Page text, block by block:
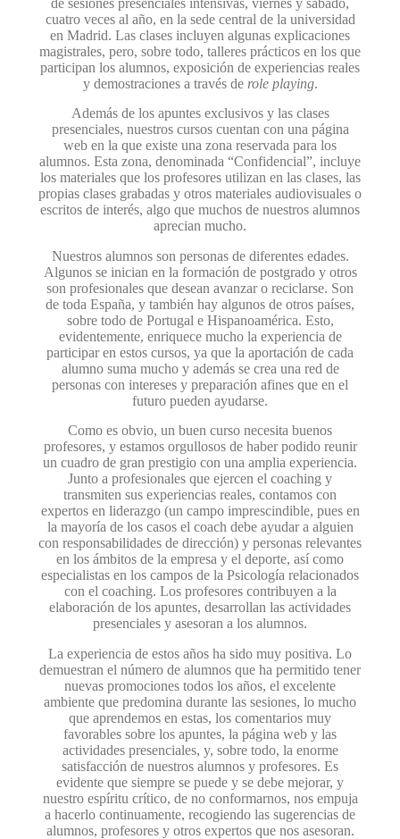
cuatro veces al año, en la sede central de la universidad
en Madrid. Las clases incluyen algunas explicaciones
magistrales, pero, sobre todo, talleres prácticos en los que
participan los alumnos, exposición de experiencias reales
y demostraciones a través de role playing.
Además de los apuntes exclusivos y las clases
presenciales, nuestros cursos cuentan con una página
web en la que existe una zona reservada para los
alumnos. Esta zona, denominada “Confidencial”, incluye
los materiales que los profesores utilizan en las clases, las
propias clases grabadas y otros materiales audiovisuales o
escritos de interés, algo que muchos de nuestros alumnos
aprecian mucho.
Nuestros alumnos son personas de diferentes edades.
Algunos se inician en la formación de postgrado y otros
son profesionales que desean avanzar o reciclarse. Son
de toda España, y también hay algunos de otros países,
sobre todo de Portugal e Hispanoamérica. Esto,
evidentemente, enriquece mucho la experiencia de
participar en estos cursos, ya que la aportación de cada
alumno suma mucho y además se crea una red de
personas con intereses y preparación afines que en el
futuro pueden ayudarse.
Como es obvio, un buen curso necesita buenos
profesores, y estamos orgullosos de haber podido reunir
un cuadro de gran prestigio con una amplia experiencia.
Junto a profesionales que ejercen el coaching y
transmiten sus experiencias reales, contamos con
expertos en liderazgo (un campo imprescindible, pues en
la mayoría de los casos el coach debe ayudar a alguien
con responsabilidades de dirección) y personas relevantes
en los ámbitos de la empresa y el deporte, así como
especialistas en los campos de la Psicología relacionados
con el coaching. Los profesores contribuyen a la
elaboración de los apuntes, desarrollan las actividades
presenciales y asesoran a los alumnos.
La experiencia de estos años ha sido muy positiva. Lo
demuestran el número de alumnos que ha permitido tener
nuevas promociones todos los años, el excelente
ambiente que predomina durante las sesiones, lo mucho
que aprendemos en estas, los comentarios muy
favorables sobre los apuntes, la página web y las
actividades presenciales, y, sobre todo, la enorme
satisfacción de nuestros alumnos y profesores. Es
evidente que siempre se puede y se debe mejorar, y
nuestro espíritu crítico, de no conformarnos, nos empuja
a hacerlo continuamente, recogiendo las sugerencias de
alumnos, profesores y otros expertos que nos asesoran.